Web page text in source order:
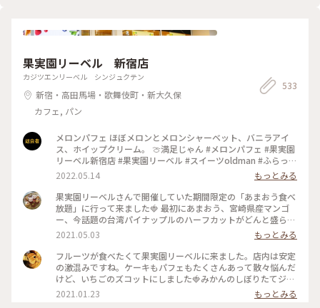
#milkのミルキーな毎日
果実園リーベル 新宿店
カジツエンリーベル シンジュクテン
新宿・高田馬場・歌舞伎町・新大久保
カフェ, パン
533
メロンパフェ ほぼメロンとメロンシャーベット、バニラアイ
ス、ホイップクリーム。 🍈満足じゃん #メロンパフェ #果実園
リーベル新宿店 #果実園リーベル #スイーツoldman #ふらっと
クリス
2022.05.14
もっとみる
果実園リーベルさんで開催していた期間限定の「あまおう食べ
放題」に行って来ました🍓 最初にあまおう、宮崎県産マンゴ
ー、今話題の台湾パイナップルのハーフカットがどんと盛られ
たプレートが出てきて私も友達もびっくり。あまおうはもちろ
んのこと、マンゴーとパイナップルも甘々に完熟していて美味
しかった〜！ あまおうプレート、パスタ、アイス、あまおう
とマンゴーのフルーツサンドは食べ放題です。フルーツサンド
の虜になってしまい、後半はひたすらフルーツサンドばかり食
べてました笑。お値段はそこそこしますが内容を考えるとかな
り満足度は高いです！ #果実園#果実園リーベル#あまおう#マ
2021.05.03
もっとみる
フルーツが食べたくて果実園リーベルに来ました。店内は安定
の激混みですね。ケーキもパフェもたくさんあって散々悩んだ
けど、いちごのズコットにしました🍓みかんのしぼりたてジュ
ースもおいしかった🍊 #果実園リーベル #いちご #ケーキ #新
宿
2021.01.23 もっとみる